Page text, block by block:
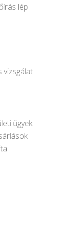
lép
vizsgálat
ügyek